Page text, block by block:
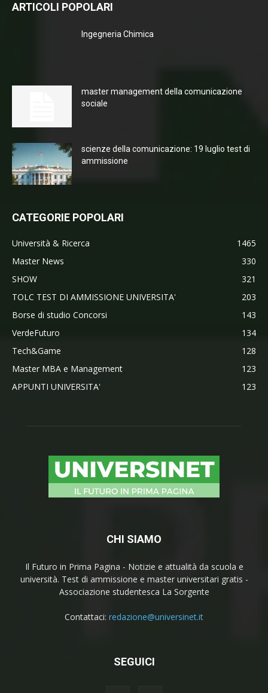
ARTICOLI POPOLARI
Ingegneria Chimica
master management della comunicazione
sociale
scienze della comunicazione: 19 luglio test di
ammissione
CATEGORIE POPOLARI
Università & Ricerca
1465
Master News
330
SHOW
321
TOLC TEST DI AMMISSIONE UNIVERSITA'
203
Borse di studio Concorsi
143
VerdeFuturo
134
Tech&Game
128
Master MBA e Management
123
APPUNTI UNIVERSITA'
123
CHI SIAMO
Il Futuro in Prima Pagina - Notizie e attualità da scuola e
università. Test di ammissione e master universitari gratis -
Associazione studentesca La Sorgente
Contattaci: redazione@universinet.it
SEGUICI